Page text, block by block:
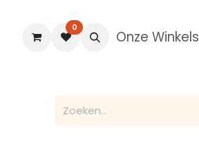
Blogs
0
Onze Winkels